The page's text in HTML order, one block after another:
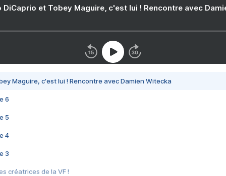
DiCaprio et Tobey Maguire, c'est lui ! Rencontre avec
Maguire, c'est lui ! Rencontre avec Damien Witecka
6
5
4
3
créatrices de la VF !